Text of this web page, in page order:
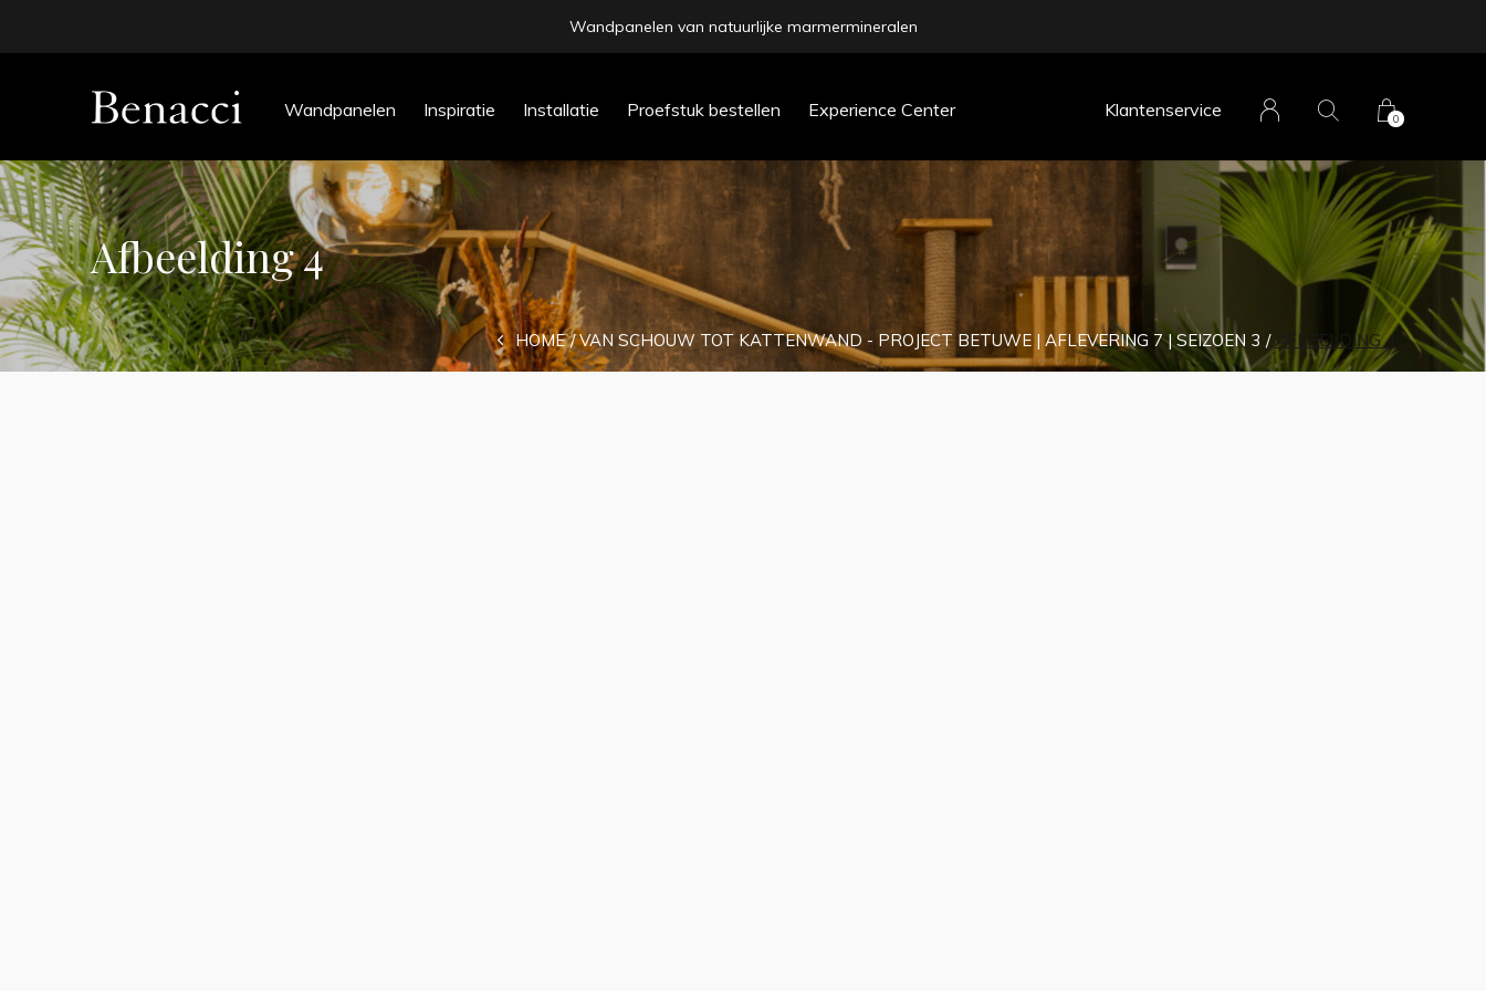
Wandpanelen Inspiratie Installatie Proefstuk bestellen Experience Center Klantenservice 0
Wandpanelen van natuurlijke marmermineralen
Afbeelding 4
HOME VAN SCHOUW TOT KATTENWAND - PROJECT BETUWE | AFLEVERING 7 | SEIZOEN 3 AFBEELDING 4